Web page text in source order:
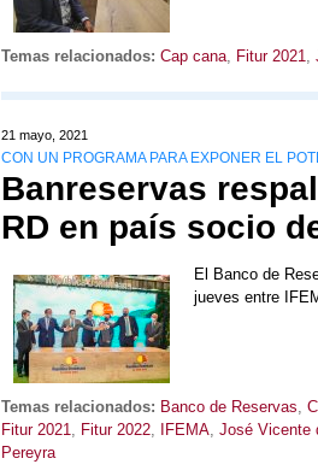
Temas relacionados: Cap cana, Fitur 2021,
21 mayo, 2021
CON UN PROGRAMA PARA EXPONER EL
Banreservas
RD en país socio
El Banco de
jueves entre
Temas relacionados: Banco de Reservas,
Fitur 2021, Fitur 2022, IFEMA, José Vicente
Pereyra